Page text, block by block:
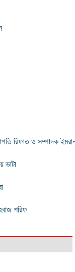
রিফাত ও সম্পাদক
ভাটা
শরিফ